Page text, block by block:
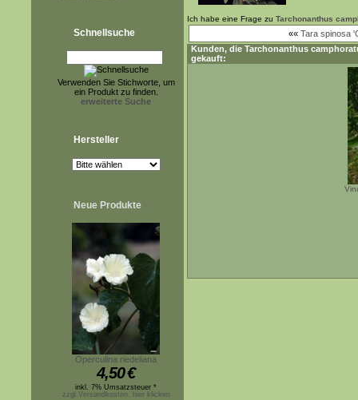
Schnellsuche
Verwenden Sie Stichworte, um
ein Produkt zu finden.
erweiterte Suche
Hersteller
Neue Produkte
Operculina riedeliana
4,50€
inkl. 7% Umsatzsteuer *
zzgl.Versandkosten, hier klicken
Ich habe eine Frage zu Tarchonanthus
«« Tara spinosa
Kunden, die Tarchonanthus
gekauft: